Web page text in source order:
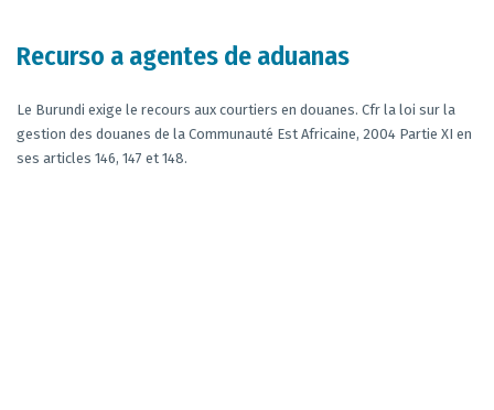
Recurso a agentes de aduanas
Le Burundi exige le recours aux courtiers en douanes. Cfr la loi sur la
gestion des douanes de la Communauté Est Africaine, 2004 Partie XI en
ses articles 146, 147 et 148.